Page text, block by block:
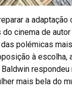
a
cinema de
das polémicas
à
mais bela do